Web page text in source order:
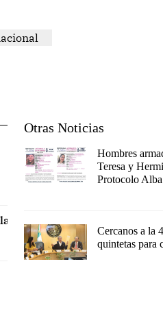
Otras Noticias
Hombres
Teresa y
Protocolo Alba
Cercanos a la
quintetas para